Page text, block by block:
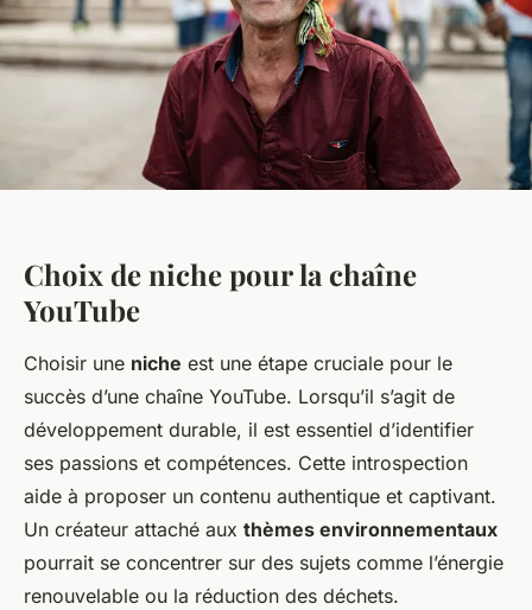
Choix de niche pour la chaîne
YouTube
Choisir une niche est une étape cruciale pour le
succès d’une chaîne YouTube. Lorsqu’il s’agit de
développement durable, il est essentiel d’identifier
ses passions et compétences. Cette introspection
aide à proposer un contenu authentique et captivant.
Un créateur attaché aux thèmes environnementaux
pourrait se concentrer sur des sujets comme l’énergie
renouvelable ou la réduction des déchets.